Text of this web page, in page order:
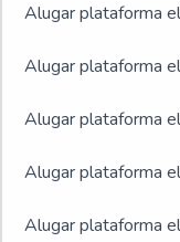
Alugar plataforma
Alugar plataforma
Alugar plataforma
Alugar plataforma
Alugar plataforma